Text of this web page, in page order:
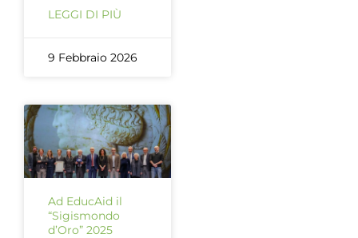
LEGGI DI PIÙ
9 Febbraio 2026
Ad EducAid il
“Sigismondo
d’Oro” 2025